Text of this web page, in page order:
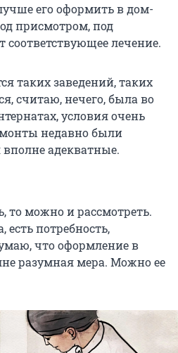
его оформить в дом-
присмотром, под
соответствующее лечение.
таких заведений, таких
считаю, нечего, была во
условия очень
недавно были
адекватные.
то можно и рассмотреть.
есть потребность,
что оформление в
разумная мера. Можно ее